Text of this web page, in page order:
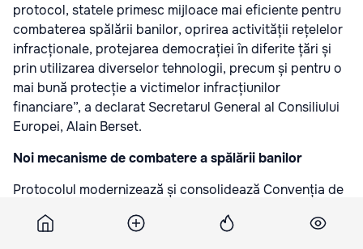
protocol, statele primesc mijloace mai eficiente pentru
combaterea spălării banilor, oprirea activității rețelelor
infracționale, protejarea democrației în diferite țări și
prin utilizarea diverselor tehnologii, precum și pentru o
mai bună protecție a victimelor infracțiunilor
financiare”, a declarat Secretarul General al Consiliului
Europei, Alain Berset.
Noi mecanisme de combatere a spălării banilor
Protocolul modernizează și consolidează Convenția de
împotriva spălării banilor și finanțării terorismului – și se